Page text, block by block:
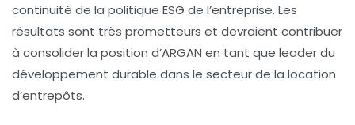
continuité de la politique ESG de l’entreprise. Les
résultats sont très prometteurs et devraient contribuer
à consolider la position d’ARGAN en tant que leader du
développement durable dans le secteur de la location
d’entrepôts.